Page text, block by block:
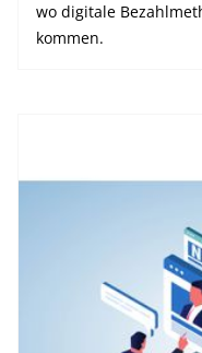
wo digitale
kommen.